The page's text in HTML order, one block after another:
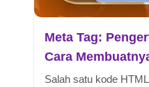
Meta Tag:
Cara
Salah satu kode